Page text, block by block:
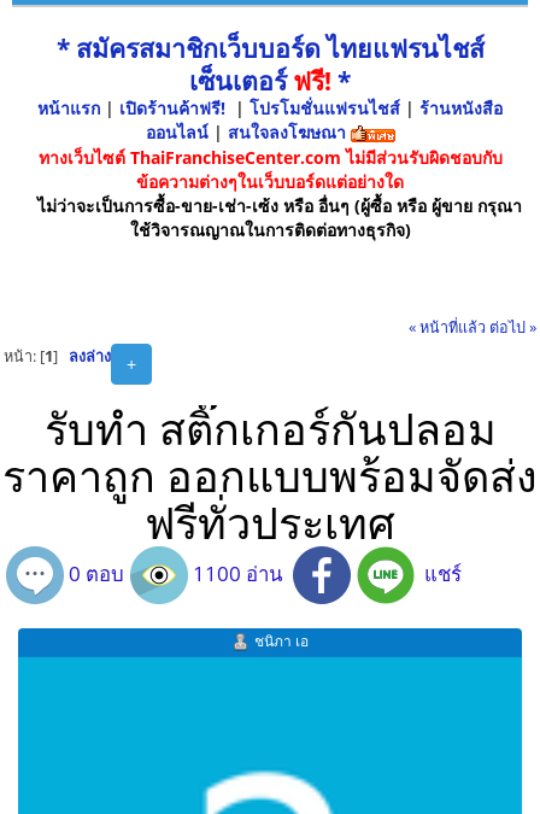
* สมัครสมาชิกเว็บบอร์ด ไทยแฟรนไชส์
เซ็นเตอร์ฟรี! *
หน้าแรก | เปิดร้านค้าฟรี! | โปรโมชั่นแฟรนไชส์ | ร้านหนังสือ
ออนไลน์ | สนใจลงโฆษณา
ทางเว็บไซต์ ThaiFranchiseCenter.com ไม่มีส่วนรับผิดชอบกับ
ข้อความต่างๆในเว็บบอร์ดแต่อย่างใด
ไม่ว่าจะเป็นการซื้อ-ขาย-เช่า-เซ้ง หรือ อื่นๆ (ผู้ซื้อ หรือ ผู้ขาย กรุณา
ใช้วิจารณญาณในการติดต่อทางธุรกิจ)
« หน้าที่แล้ว ต่อไป »
+
หน้า: [1] ลงล่าง
รับทำ สติ๊กเกอร์กันปลอม
ราคาถูก ออกแบบพร้อมจัดส่ง
ฟรีทั่วประเทศ
0 ตอบ 1100 อ่าน แชร์
ชนิภา เอ